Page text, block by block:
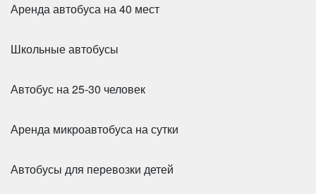
Цена от:1800 руб/час
Аренда автобуса на 40 мест
Школьные автобусы
Автобус на 25-30 человек
Аренда микроавтобуса на сутки
Автобусы для перевозки детей